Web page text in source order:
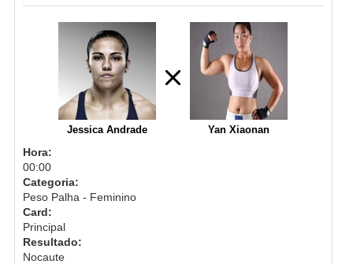
Jessica Andrade Yan Xiaonan
Hora:
00:00
Categoria:
Peso Palha - Feminino
Card:
Principal
Resultado:
Nocaute